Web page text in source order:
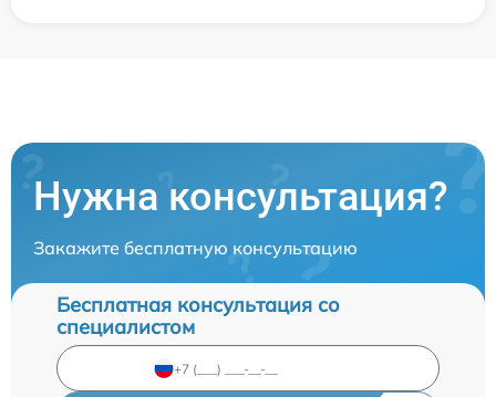
Нужна консультация?
Закажите бесплатную консультацию
Бесплатная консультация со
специалистом